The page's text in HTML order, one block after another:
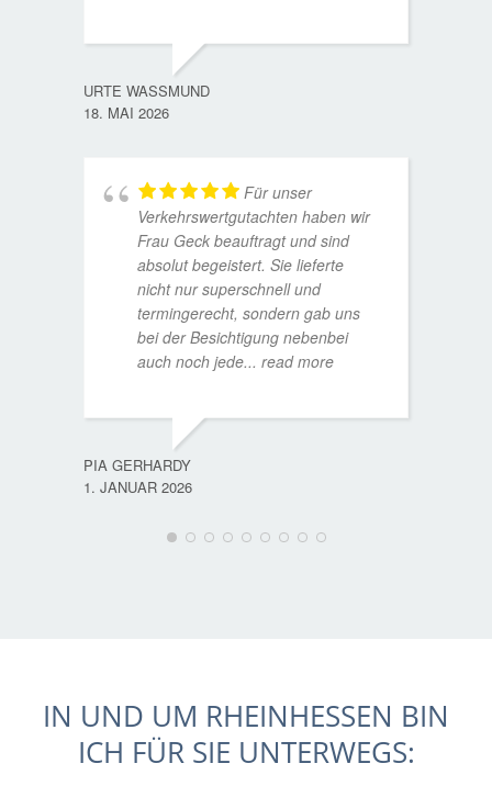
URTE WASSMUND
18. MAI 2026
Für unser
Verkehrswertgutachten haben wir
Frau Geck beauftragt und sind
absolut begeistert. Sie lieferte
nicht nur superschnell und
termingerecht, sondern gab uns
bei der Besichtigung nebenbei
auch noch jede... read more
PIA GERHARDY
1. JANUAR 2026
IN UND UM RHEINHESSEN BIN
ICH FÜR SIE UNTERWEGS: